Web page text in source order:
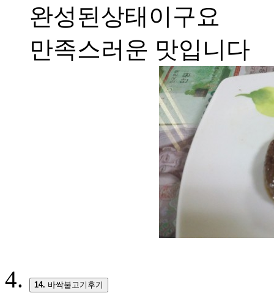
완성된상태이구요
만족스러운 맛입니다
14. 바싹불고기후기